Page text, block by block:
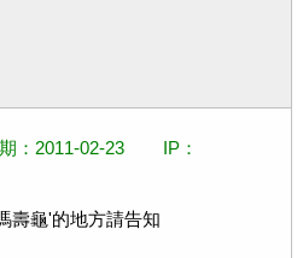
2011-02-23 IP：
壽龜'的地方請告知